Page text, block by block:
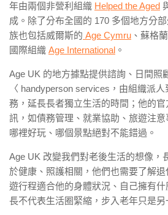
年由兩個非營利組織 Helped the Aged
成。除了分布全國的 170 多個地方分
族也包括威爾斯的 Age Cymru 、蘇格
國際組織 Age International 。
Age UK 的地方據點提供諮詢、日間照
〈 handyperson services，由組織派
務，延長長者獨立生活的時間；他的
訊，如債務管理、就業協助、旅遊注
哪裡好玩、哪個景點絕對不能錯過。
Age UK 改變我們對老後生活的想像，
於健康、照護相關，他們也需要了解
遊行程適合他的身體狀況、自己擁有
長不代表生活圈緊縮，步入老年只是另